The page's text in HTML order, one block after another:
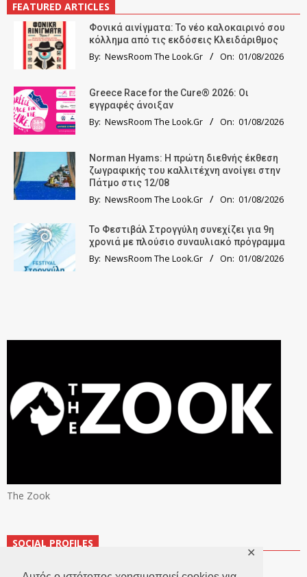
✕
FEATURED ARTICLES
Φονικά αινίγματα: Το νέο καλοκαιρινό σου
κόλλημα από τις εκδόσεις Κλειδάριθμος
By: NewsRoom The Look.Gr On: 01/08/2026
Greece Race for the Cure® 2026: Οι
εγγραφές άνοιξαν
By: NewsRoom The Look.Gr On: 01/08/2026
Norman Hyams: Η πρώτη διεθνής έκθεση
ζωγραφικής του καλλιτέχνη ανοίγει στην
Πάτμο στις 12/08
By: NewsRoom The Look.Gr On: 01/08/2026
Το Φεστιβάλ Στρογγύλη συνεχίζει για 9η
χρονιά με πλούσιο συναυλιακό πρόγραμμα
By: NewsRoom The Look.Gr On: 01/08/2026
The Zook
SOCIAL PROFILES